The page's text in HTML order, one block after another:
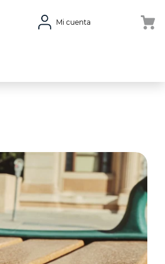
Mi cuenta